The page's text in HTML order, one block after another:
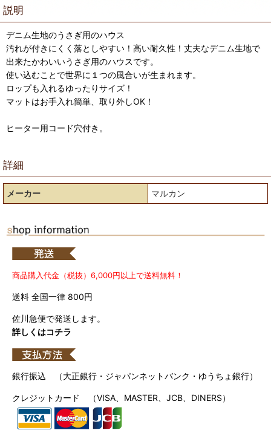
説明
デニム生地のうさぎ用のハウス
汚れが付きにくく落としやすい！高い耐久性！丈夫なデニム生地で
出来たかわいいうさぎ用のハウスです。
使い込むことで世界に１つの風合いが生まれます。
ロップも入れるゆったりサイズ！
マットはお手入れ簡単、取り外しOK！
ヒーター用コード穴付き。
詳細
メーカー マルカン
商品購入代金（税抜）6,000円以上で送料無料！
送料 全国一律 800円
佐川急便で発送します。
詳しくはコチラ
銀行振込 （大正銀行・ジャパンネットバンク・ゆうちょ銀行）
クレジットカード （VISA、MASTER、JCB、DINERS）